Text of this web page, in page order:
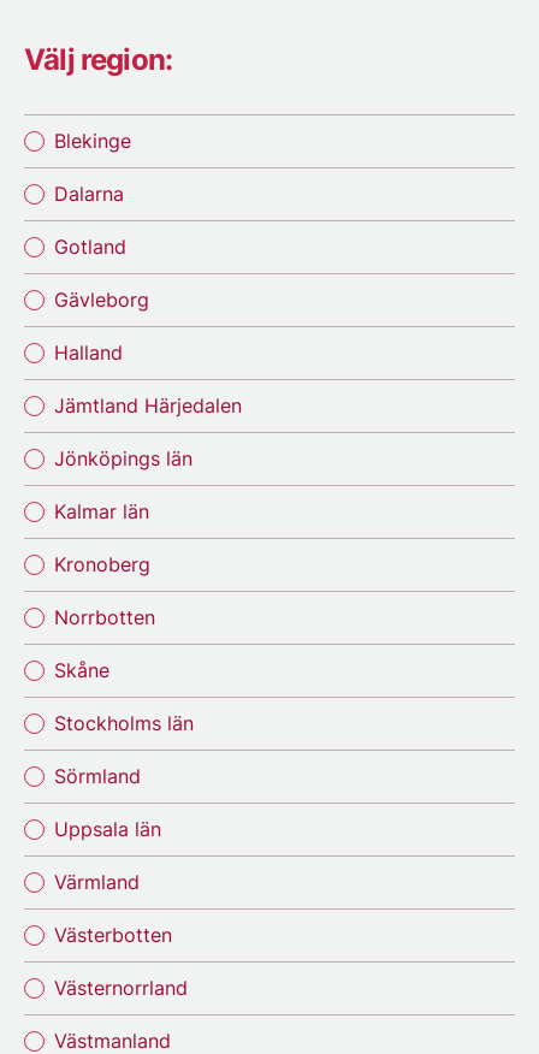
Välj region:
Blekinge
Dalarna
Gotland
Gävleborg
Halland
Jämtland Härjedalen
Jönköpings län
Kalmar län
Kronoberg
Norrbotten
Skåne
Stockholms län
Sörmland
Uppsala län
Värmland
Västerbotten
Västernorrland
Västmanland